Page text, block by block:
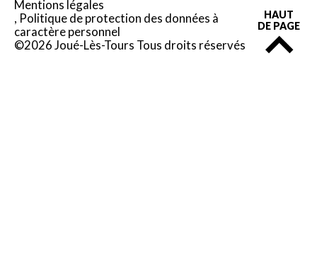
Mentions légales
Politique de protection des données à
caractère personnel
©2026 Joué-Lès-Tours Tous droits réservés
HAUT
DE PAGE